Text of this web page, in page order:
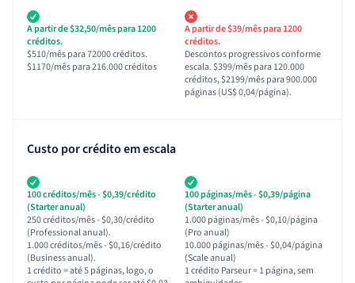
A partir de $32,50/mês para 1200
créditos.
$510/mês para 72000 créditos.
$1170/mês para 216.000 créditos
A partir de $39/mês para 1200
créditos.
Descontos progressivos conforme
escala. $399/mês para 120.000
créditos, $2199/mês para 900.000
páginas (US$ 0,04/página).
Custo por crédito em escala
100 créditos/mês - $0,39/crédito
(Starter anual)
250 créditos/mês - $0,30/crédito
(Professional anual).
1.000 créditos/mês - $0,16/crédito
(Business anual).
1 crédito = até 5 páginas, logo, o
100 páginas/mês - $0,39/página
(Starter anual)
1.000 páginas/mês - $0,10/página
(Pro anual)
10.000 páginas/mês - $0,04/página
(Scale anual)
1 crédito Parseur = 1 página, sem